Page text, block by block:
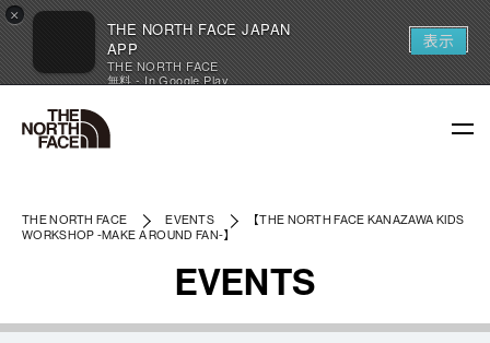
×
THE NORTH FACE JAPAN
APP
THE NORTH FACE
無料 - In Google Play
表示
THE NORTH FACE EVENTS
【THE NORTH FACE KANAZAWA KIDS
WORKSHOP -MAKE A ROUND FAN-】
EVENTS